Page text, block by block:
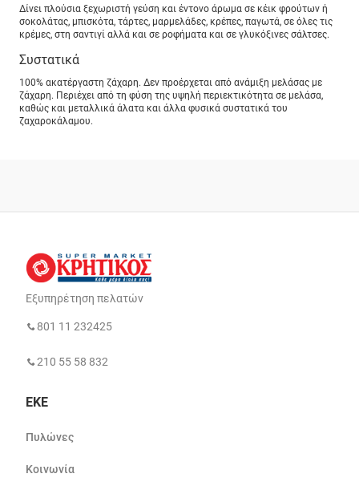
Δίνει πλούσια ξεχωριστή γεύση και έντονο άρωμα σε κέικ φρούτων ή
σοκολάτας, μπισκότα, τάρτες, μαρμελάδες, κρέπες, παγωτά, σε όλες τις
κρέμες, στη σαντιγί αλλά και σε ροφήματα και σε γλυκόξινες σάλτσες.
Συστατικά
100% ακατέργαστη ζάχαρη. Δεν προέρχεται από ανάμιξη μελάσας με
ζάχαρη. Περιέχει από τη φύση της υψηλή περιεκτικότητα σε μελάσα,
καθώς και μεταλλικά άλατα και άλλα φυσικά συστατικά του
ζαχαροκάλαμου.
Εξυπηρέτηση πελατών
801 11 232425
210 55 58 832
ΕΚΕ
Πυλώνες
Κοινωνία